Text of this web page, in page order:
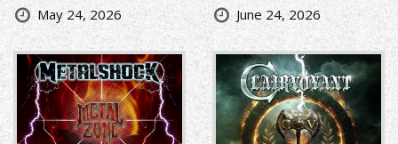
May 24, 2026 June 24, 2026